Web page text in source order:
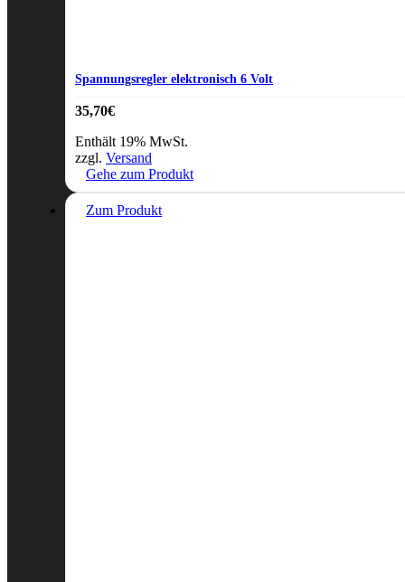
Spannungsregler elektronisch 6 Volt
35,70€
Enthält 19% MwSt.
zzgl. Versand
Gehe zum Produkt
Zum Produkt